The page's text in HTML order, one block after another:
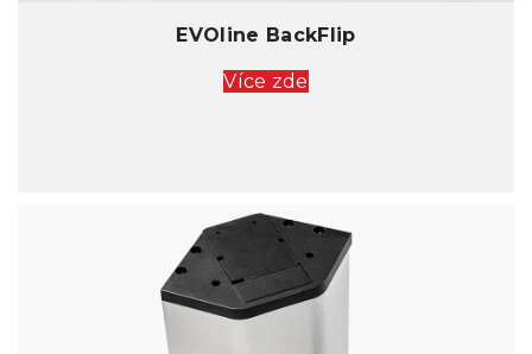
EVOline BackFlip
Více zde